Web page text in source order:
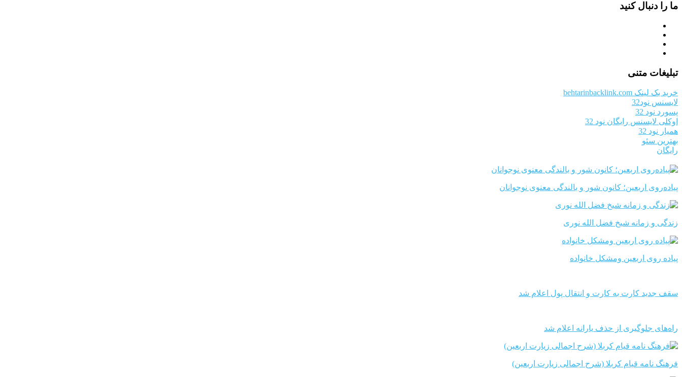
ما را دنبال کنید
تبلیغات متنی
خرید بک لینک behtarinbacklink.com
لایسنس نود32
پسورد نود 32
اوکلی لایسنس رایگان نود 32
همیار نود 32
بهترین سئو
رایگان
پیاده‌روی اربعین؛ کانون شور و بالندگی معنوی نوجوانان
زندگی و زمانه شیخ فضل الله نوری
پیاده روی اربعین ومشکل خانواده
سقف جدید کارت به کارت و انتقال پول اعلام شد
راه‌های جلوگیری از حذف یارانه اعلام شد
فرهنگ نامه قیام کربلا (شرح اجمالی زیارت اربعین)